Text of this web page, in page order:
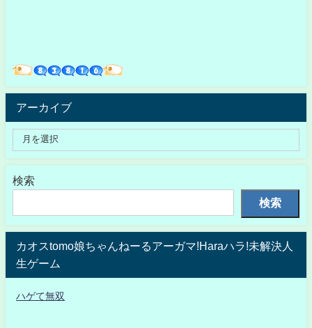
アーカイブ
検索
検索
カオスtomo娘ちゃんねーるアーガマ!Haraハラ!未解決人
生ゲーム
ハゲて無双